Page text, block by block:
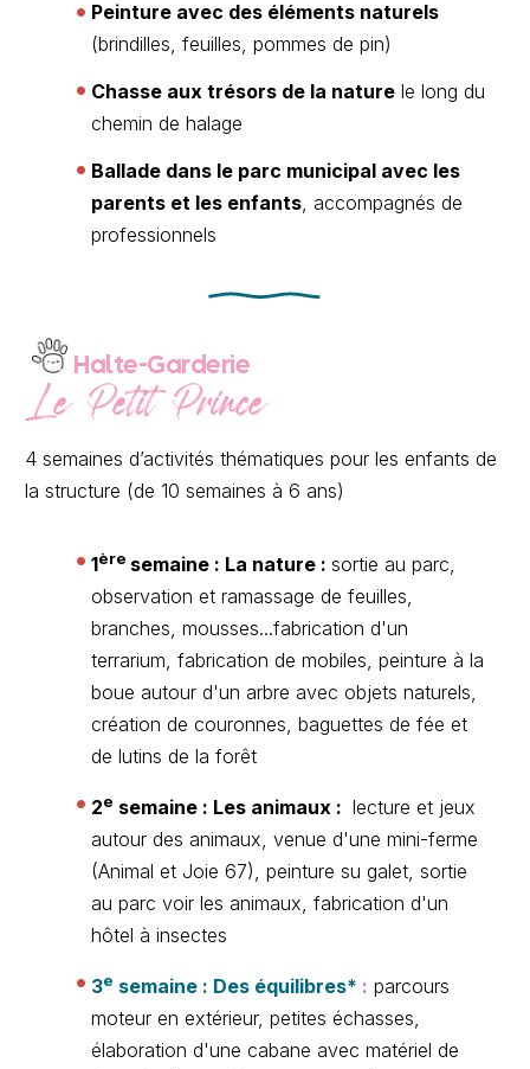
Peinture avec des éléments naturels
(brindilles, feuilles, pommes de pin)
Chasse aux trésors de la nature le long du
chemin de halage
Ballade dans le parc municipal avec les
parents et les enfants , accompagnés de
professionnels
Halte-Garderie
Le Petit Prince
4 semaines d’activités thématiques pour les enfants de
la structure (de 10 semaines à 6 ans)
1ère semaine : La nature : sortie au parc,
observation et ramassage de feuilles,
branches, mousses...fabrication d'un
terrarium, fabrication de mobiles, peinture à la
boue autour d'un arbre avec objets naturels,
création de couronnes, baguettes de fée et
de lutins de la forêt
2e semaine : Les animaux : lecture et jeux
autour des animaux, venue d'une mini-ferme
(Animal et Joie 67), peinture su galet, sortie
au parc voir les animaux, fabrication d'un
hôtel à insectes
3e semaine : Des équilibres* : parcours
moteur en extérieur, petites échasses,
élaboration d'une cabane avec matériel de